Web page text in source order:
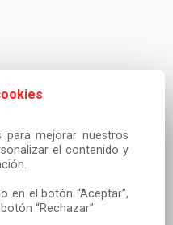
mejorar nuestros
el contenido y
en el botón “Aceptar”,
“Rechazar”